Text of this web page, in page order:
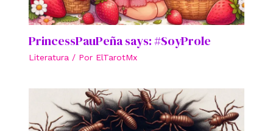
PrincessPauPeña says: #SoyProle
Literatura / Por ElTarotMx